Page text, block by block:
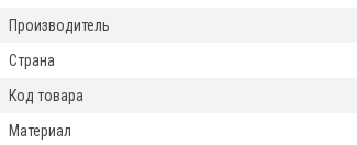
Производитель
Страна
Код товара
Материал